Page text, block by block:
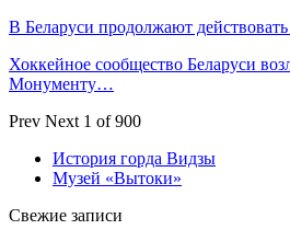
В Беларуси продолжают
Хоккейное сообщество Беларуси
Монументу…
Prev Next 1 of 900
История горда Видзы
Музей «Вытоки»
Свежие записи